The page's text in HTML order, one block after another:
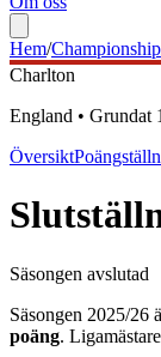
Hem/Championship
Charlton
England • Grundat
Översikt
Säsongen avslutad
Säsongen 2025/26
poäng.